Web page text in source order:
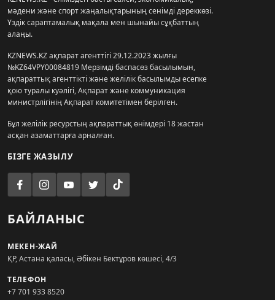
мәдени және спорт жаңалықтарының сенімді дереккөзі.
Үздік сараптамалық мақала мен шынайы сұқбаттың
алаңы.
KZNEWS.KZ ақпарат агенттігі 29.12.2023 жылғы
№KZ64VPY00084819 Мерзімді баспасөз басылымын,
ақпараттық агенттікті және желілік басылымды есепке
қою туралы куәлігі, Ақпарат және коммуникация
министрлігінің Ақпарат комитетімен берілген.
Бұл желілік ресурстың ақпараттық өнімдері 18 жастан
асқан азаматтарға арналған.
БІЗГЕ ЖАЗЫЛУ
БАЙЛАНЫС
МЕКЕН-ЖАЙ
ҚР, Астана қаласы, Әбікен Бектұров көшесі, 4/3
ТЕЛЕФОН
+7 701 933 8520